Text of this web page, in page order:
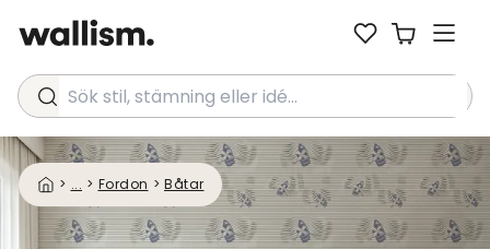
Sök stil, stämning eller idé...
> ... > Fordon > Båtar